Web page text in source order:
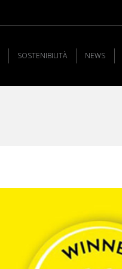
SOSTENIBILITÀ NEWS